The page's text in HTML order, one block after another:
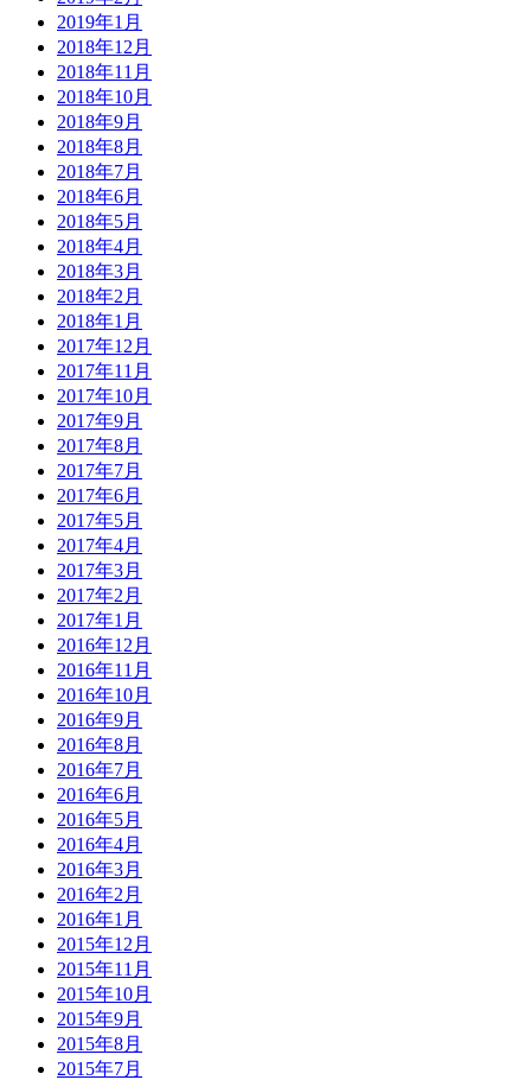
2019年1月
2018年12月
2018年11月
2018年10月
2018年9月
2018年8月
2018年7月
2018年6月
2018年5月
2018年4月
2018年3月
2018年2月
2018年1月
2017年12月
2017年11月
2017年10月
2017年9月
2017年8月
2017年7月
2017年6月
2017年5月
2017年4月
2017年3月
2017年2月
2017年1月
2016年12月
2016年11月
2016年10月
2016年9月
2016年8月
2016年7月
2016年6月
2016年5月
2016年4月
2016年3月
2016年2月
2016年1月
2015年12月
2015年11月
2015年10月
2015年9月
2015年8月
2015年7月